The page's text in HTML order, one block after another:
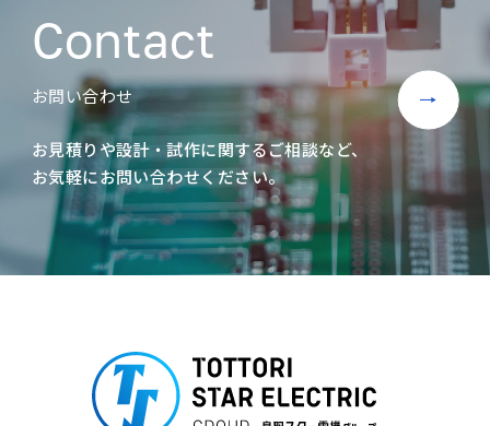
Contact
お問い合わせ
お見積りや設計・試作に関するご相談など、
お気軽にお問い合わせください。